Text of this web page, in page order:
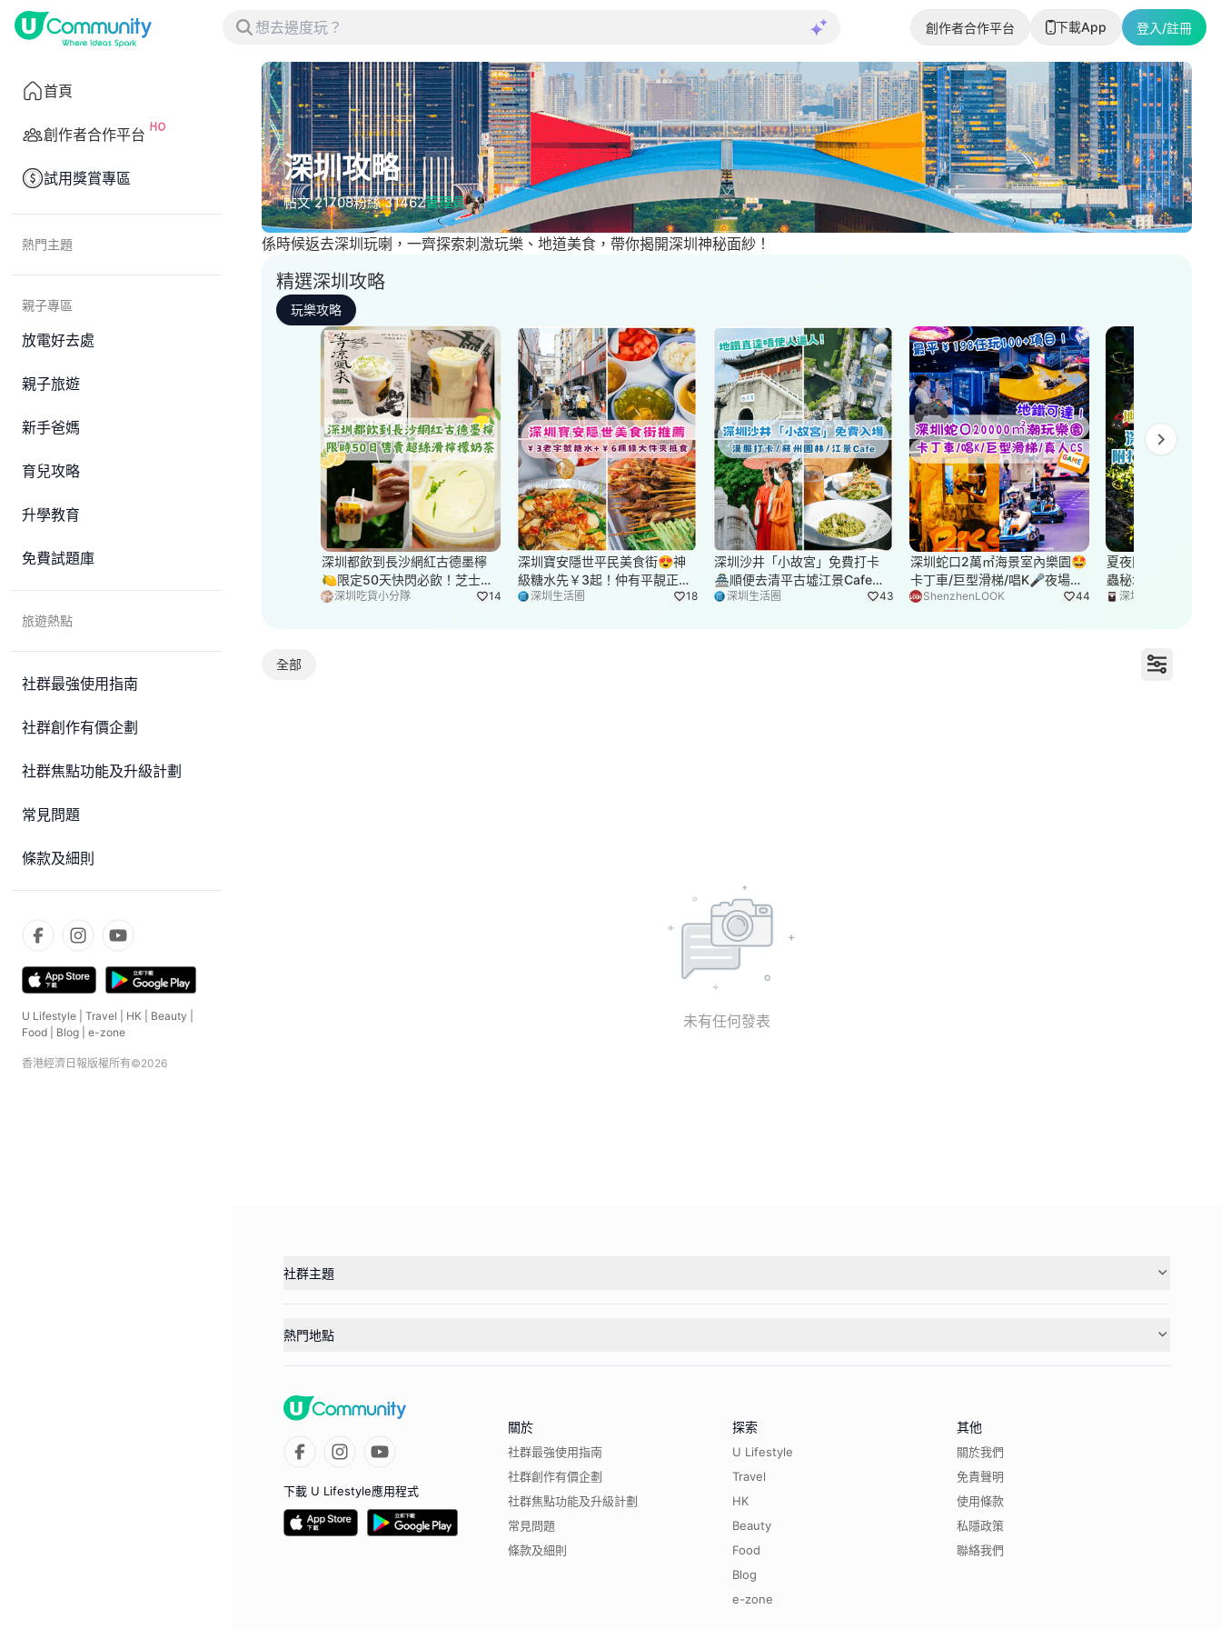
創作者合作平台 下載App 登入/註冊
首頁
創作者合作平台
試用獎賞專區
熱門主題
親子專區
放電好去處
親子旅遊
新手爸媽
育兒攻略
升學教育
免費試題庫
旅遊熱點
社群最強使用指南
社群創作有價企劃
社群焦點功能及升級計劃
常見問題
條款及細則
U Lifestyle Travel HK Beauty
Food
Blog e-zone
香港經濟日報版權所有©2026
深圳攻略
帖文21708粉絲31462管理員
係時候返去深圳玩喇，一齊探索刺激玩樂、地道美食，帶你揭開深圳神秘面紗！
精選深圳攻略
玩樂攻略
深圳都飲到長沙網紅古德墨檸
🍋限定50天快閃必飲！芝士球
＋青檸碎勁絲滑
深圳吃貨小分隊 14
深圳寶安隱世平民美食街😍神
級糖水先￥3起！仲有平靚正串
燒必食
深圳生活圈 18
深圳沙井「小故宮」免費打卡
🏯順便去清平古墟江景Cafe☕
仲有700＋漢服著住影靚相
深圳生活圈 43
深圳蛇口2萬㎡海景室內樂園🤩
卡丁車/巨型滑梯/唱K🎤夜場
¥200都唔使勁抵！
ShenzhenLOOK 44
夏夜限定｜深圳福
蟲秘境🌟附觀螢地
便 深圳微時光
Next slide
全部
未有任何發表
社群主題
熱門地點
下載 U Lifestyle應用程式
關於
社群最強使用指南
社群創作有價企劃
社群焦點功能及升級計劃
常見問題
條款及細則
探索
U Lifestyle
Travel
HK
Beauty
Food
Blog
e-zone
其他
關於我們
免責聲明
使用條款
私隱政策
聯絡我們